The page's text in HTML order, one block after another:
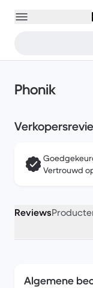
Phonik
Vertrouwd
Reviews
Algemene